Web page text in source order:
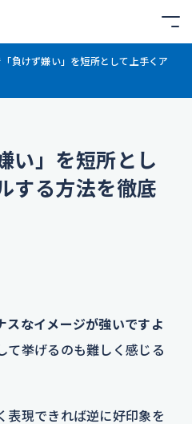
「負けず嫌い」を短所として上手くア
い」を短所とし
する方法を徹底
スなイメージが強いですよ
て挙げるのも難しく感じる
表現できれば逆に好印象を